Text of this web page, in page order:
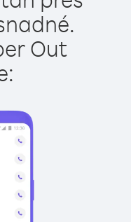
Out